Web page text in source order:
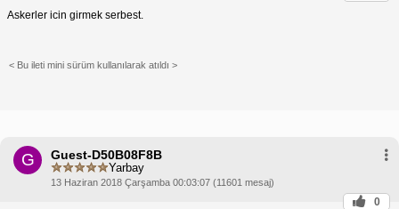
Askerler icin girmek serbest.
< Bu ileti mini sürüm kullanılarak atıldı >
G Guest-D50B08F8B
Yarbay
13 Haziran 2018 Çarşamba 00:03:07 (11601 mesaj)
0